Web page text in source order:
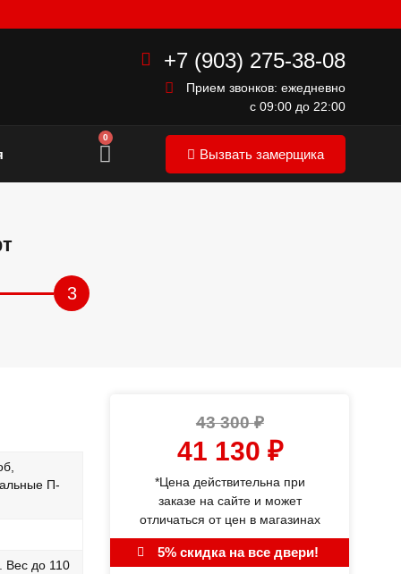
+7 (903) 275-38-08
Прием звонков: ежедневно
с 09:00 до 22:00
0
Вызвать замерщика
3
П-
Вес до 110
43 300₽
41 130 ₽
*Цена действительна при
заказе на сайте и может
отличаться от цен в магазинах
5% скидка на все двери!